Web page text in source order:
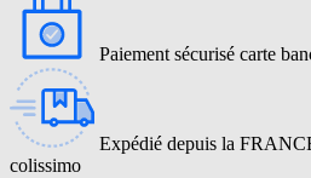
Paiement sécurisé carte
Expédié depuis la
colissimo